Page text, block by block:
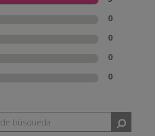
incluirá la clasificación
de las nuevas
de Parfum (EDP), lo cual se
0
0
0
0